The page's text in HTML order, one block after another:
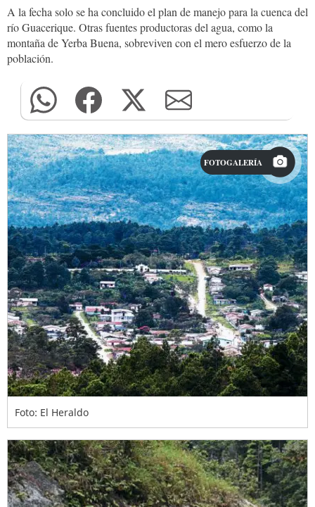
A la fecha solo se ha concluido el plan de manejo para la cuenca del
río Guacerique. Otras fuentes productoras del agua, como la
montaña de Yerba Buena, sobreviven con el mero esfuerzo de la
población.
FOTOGALERÍA
Foto: El Heraldo